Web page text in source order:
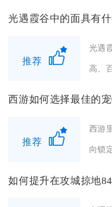
光遇霞谷中的面具有
推荐
光遇
高、
西游如何选择最佳的
推荐
西游
向锁
如何提升在攻城掠地